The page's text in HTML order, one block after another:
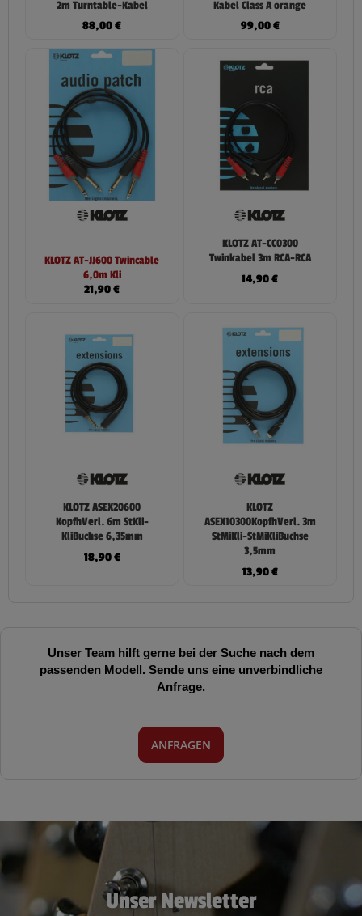
2m Turntable-Kabel
88,00€
Kabel Class A orange
99,00€
KLOTZ AT-JJ600 Twincable
6,0m Kli
21,90€
KLOTZ AT-CC0300
Twinkabel 3m RCA-RCA
14,90€
KLOTZ ASEX20600
KopfhVerl. 6m StKli-
KliBuchse 6,35mm
18,90€
KLOTZ
ASEX10300KopfhVerl. 3m
StMiKli-StMiKliBuchse
3,5mm
13,90€
Unser Team hilft gerne bei der Suche nach dem
passenden Modell. Sende uns eine unverbindliche
Anfrage.
ANFRAGEN
Unser Newsletter